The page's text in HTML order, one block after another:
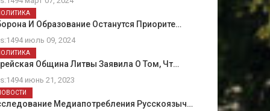
И Образование Останутся Приорите…
июль 09, 2024
Община Литвы Заявила О Том, Чт…
июнь 21, 2023
Медиапотребления Русскоязыч…